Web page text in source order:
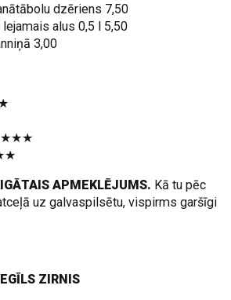
dzēriens 7,50
alus 0,5 l 5,50
3,00
APMEKLĒJUMS. Kā tu pēc
uz galvaspilsētu, vispirms garšīgi
ZIRNIS